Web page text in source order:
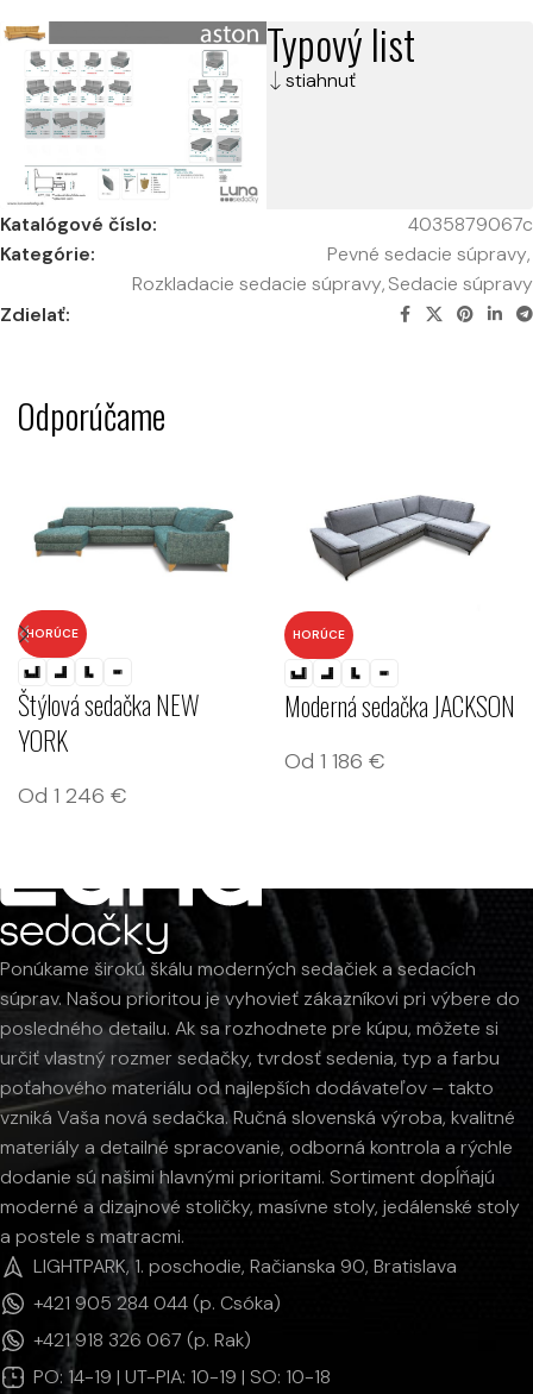
Typový list
stiahnuť
Katalógové číslo:
4035879067c
Kategórie:
Pevné sedacie súpravy,
Rozkladacie sedacie súpravy,Sedacie súpravy
Zdielať:
Odporúčame
HORÚCE
Štýlová sedačka NEW
YORK
Od 1 246 €
HORÚCE
Moderná sedačka JACKSON
Od 1 186 €
Ponúkame širokú škálu moderných sedačiek a sedacích
súprav. Našou prioritou je vyhovieť zákazníkovi pri výbere do
posledného detailu. Ak sa rozhodnete pre kúpu, môžete si
určiť vlastný rozmer sedačky, tvrdosť sedenia, typ a farbu
poťahového materiálu od najlepších dodávateľov – takto
vzniká Vaša nová sedačka. Ručná slovenská výroba, kvalitné
materiály a detailné spracovanie, odborná kontrola a rýchle
dodanie sú našimi hlavnými prioritami. Sortiment dopĺňajú
moderné a dizajnové stoličky, masívne stoly, jedálenské stoly
a postele s matracmi.
LIGHTPARK, 1. poschodie, Račianska 90, Bratislava
+421 905 284 044 (p. Csóka)
+421 918 326 067 (p. Rak)
PO: 14-19 | UT-PIA: 10-19 | SO: 10-18